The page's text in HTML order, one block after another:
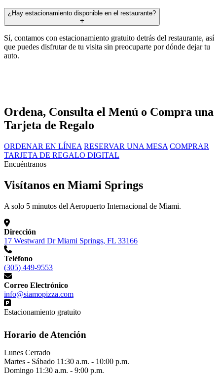
¿Hay estacionamiento disponible en el restaurante?
Sí, contamos con estacionamiento gratuito detrás del restaurante, así
que puedes disfrutar de tu visita sin preocuparte por dónde dejar tu
auto.
Ordena, Consulta el Menú o Compra una
Tarjeta de Regalo
ORDENAR EN LÍNEA RESERVAR UNA MESA COMPRAR
TARJETA DE REGALO DIGITAL
Encuéntranos
Visítanos en Miami Springs
A solo 5 minutos del Aeropuerto Internacional de Miami.
Dirección
17 Westward Dr Miami Springs, FL 33166
Teléfono
(305) 449-9553
Correo Electrónico
info@siamopizza.com
Estacionamiento gratuito
Horario de Atención
Lunes Cerrado
Martes - Sábado 11:30 a.m. - 10:00 p.m.
Domingo 11:30 a.m. - 9:00 p.m.